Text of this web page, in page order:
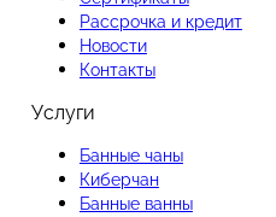
Рассрочка и кредит
Новости
Контакты
Услуги
Банные чаны
Киберчан
Банные ванны